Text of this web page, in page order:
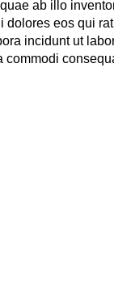
ab illo
eos qui
incidunt ut